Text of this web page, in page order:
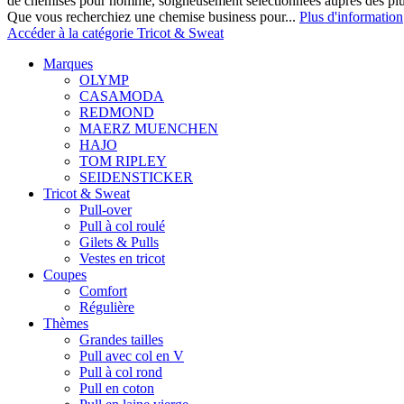
Que vous recherchiez une chemise business pour... Plus d'information
Accéder à la catégorie Tricot & Sweat
Marques
OLYMP
CASAMODA
REDMOND
MAERZ MUENCHEN
HAJO
TOM RIPLEY
SEIDENSTICKER
Tricot & Sweat
Pull-over
Pull à col roulé
Gilets & Pulls
Vestes en tricot
Coupes
Comfort
Régulière
Thèmes
Grandes tailles
Pull avec col en V
Pull à col rond
Pull en coton